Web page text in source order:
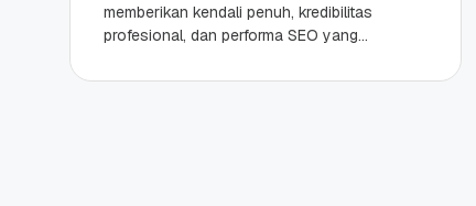
memberikan kendali penuh, kredibilitas
profesional, dan performa SEO yang
gratis. Domain gratis seringkali